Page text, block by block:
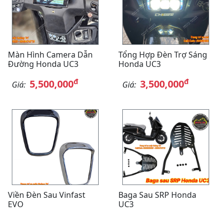
Màn Hình Camera Dẫn
Đường Honda UC3
Giá: 5,500,000đ
Tổng Hợp Đèn Trợ Sáng
Honda UC3
Giá: 3,500,000đ
Viền Đèn Sau Vinfast
EVO
Baga Sau SRP Honda
UC3